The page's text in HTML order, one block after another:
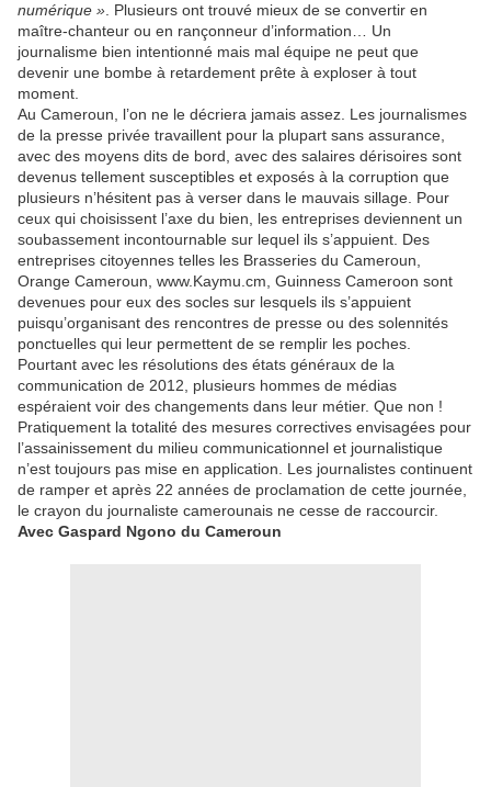
numérique » . Plusieurs ont trouvé mieux de se convertir en
maître-chanteur ou en rançonneur d’information… Un
journalisme bien intentionné mais mal équipe ne peut que
devenir une bombe à retardement prête à exploser à tout
moment.
Au Cameroun, l’on ne le décriera jamais assez. Les journalismes
de la presse privée travaillent pour la plupart sans assurance,
avec des moyens dits de bord, avec des salaires dérisoires sont
devenus tellement susceptibles et exposés à la corruption que
plusieurs n’hésitent pas à verser dans le mauvais sillage. Pour
ceux qui choisissent l’axe du bien, les entreprises deviennent un
soubassement incontournable sur lequel ils s’appuient. Des
entreprises citoyennes telles les Brasseries du Cameroun,
Orange Cameroun, www.Kaymu.cm, Guinness Cameroon sont
devenues pour eux des socles sur lesquels ils s’appuient
puisqu’organisant des rencontres de presse ou des solennités
ponctuelles qui leur permettent de se remplir les poches.
Pourtant avec les résolutions des états généraux de la
communication de 2012, plusieurs hommes de médias
espéraient voir des changements dans leur métier. Que non !
Pratiquement la totalité des mesures correctives envisagées pour
l’assainissement du milieu communicationnel et journalistique
n’est toujours pas mise en application. Les journalistes continuent
de ramper et après 22 années de proclamation de cette journée,
le crayon du journaliste camerounais ne cesse de raccourcir.
Avec Gaspard Ngono du Cameroun